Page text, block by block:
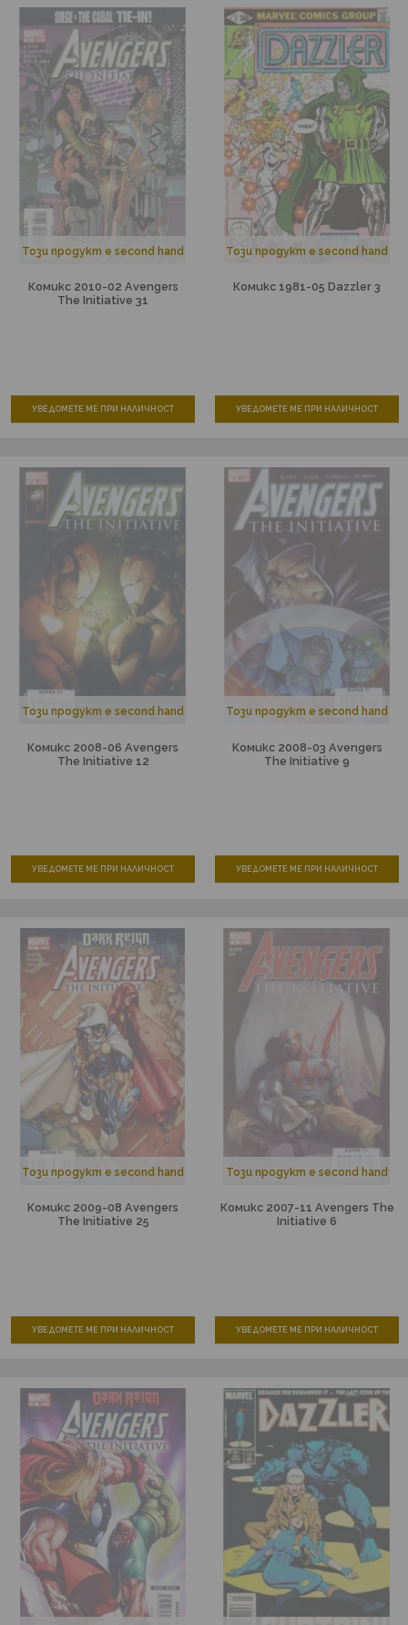
Този продукт е second hand
Комикс 2010-02 Avengers
The Initiative 31
УВЕДОМЕТЕ МЕ ПРИ НАЛИЧНОСТ
Този продукт е second hand
Комикс 1981-05 Dazzler 3
УВЕДОМЕТЕ МЕ ПРИ НАЛИЧНОСТ
Този продукт е second hand
Комикс 2008-06 Avengers
The Initiative 12
УВЕДОМЕТЕ МЕ ПРИ НАЛИЧНОСТ
Този продукт е second hand
Комикс 2008-03 Avengers
The Initiative 9
УВЕДОМЕТЕ МЕ ПРИ НАЛИЧНОСТ
Този продукт е second hand
Комикс 2009-08 Avengers
The Initiative 25
УВЕДОМЕТЕ МЕ ПРИ НАЛИЧНОСТ
Този продукт е second hand
Комикс 2007-11 Avengers The
Initiative 6
УВЕДОМЕТЕ МЕ ПРИ НАЛИЧНОСТ